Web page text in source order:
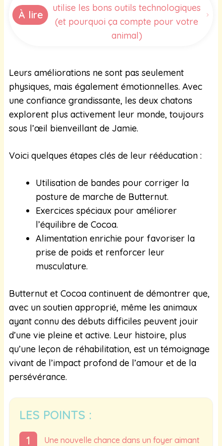
À lire
utilise les bons outils technologiques
(et pourquoi ça compte pour votre
animal)
Leurs améliorations ne sont pas seulement
physiques, mais également émotionnelles. Avec
une confiance grandissante, les deux chatons
explorent plus activement leur monde, toujours
sous l’œil bienveillant de Jamie.
Voici quelques étapes clés de leur rééducation :
Utilisation de bandes pour corriger la
posture de marche de Butternut.
Exercices spéciaux pour améliorer
l’équilibre de Cocoa.
Alimentation enrichie pour favoriser la
prise de poids et renforcer leur
musculature.
Butternut et Cocoa continuent de démontrer que,
avec un soutien approprié, même les animaux
ayant connu des débuts difficiles peuvent jouir
d’une vie pleine et active. Leur histoire, plus
qu’une leçon de réhabilitation, est un témoignage
vivant de l’impact profond de l’amour et de la
persévérance.
LES POINTS :
Une nouvelle chance dans un foyer aimant